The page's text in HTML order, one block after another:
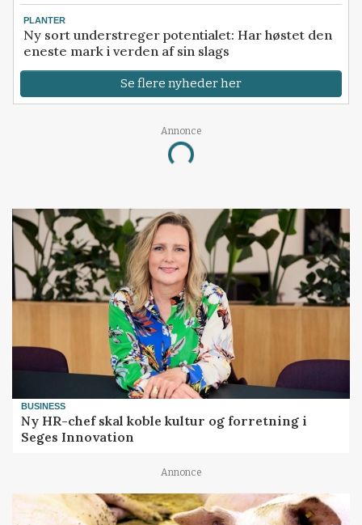
PLANTER
Ny sort understreger potentialet: Har høstet den
eneste mark i verden af sin slags
Se flere nyheder her
Annonce
Loading...
BUSINESS
Ny HR-chef skal koble kultur og forretning i
Seges Innovation
Annonce